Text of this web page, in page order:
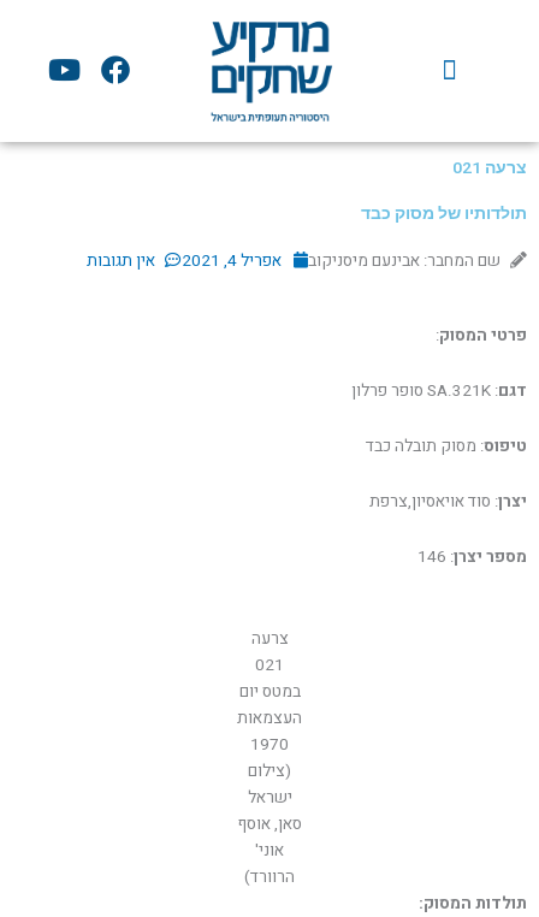
F
a
e
k
Y
o
t צרעה 021
תולדותיו של מסוק כבד
שם המחבר: אבינעם מיסניקוב אפריל 4, 2021 אין תגובות
פרטי המסוק:
דגם: SA.321K סופר פרלון
טיפוס: מסוק תובלה כבד
יצרן: סוד אויאסיון,צרפת
מספר יצרן: 146
צרעה
021
במטס יום
העצמאות
1970
(צילום
ישראל
סאן, אוסף
אוני'
הרוורד)
תולדות המסוק: